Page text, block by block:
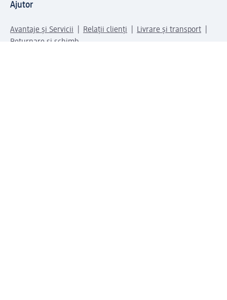
Ajutor
Avantaje și Servicii Relații clienți
Livrare și transport
Returnare și schimb